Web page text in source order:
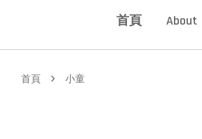
首頁 About
首頁 › 小童